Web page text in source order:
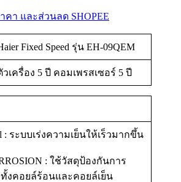
คา และส่วนลด SHOPEE
Fixed Speed รุ่น EH-09QEM
วเครื่อง 5 ปี คอมเพรสเซอร์ 5 ปี
: ระบบเร่งความเย็นให้เร็วมากขึ้น
: ใช้วัสดุป้องกันการ
งคอยล์ร้อนและคอยล์เย็น